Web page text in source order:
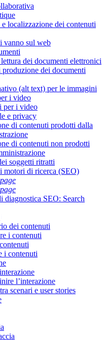
localizzazione dei contenuti
vanno sul web
dei documenti elettronici
dei documenti
(alt text) per le immagini
i video
per i video
e privacy
di contenuti prodotti dalla
di contenuti non prodotti
soggetti ritratti
motori di ricerca (SEO)
diagnostica SEO: Search
dei contenuti
i contenuti
i contenuti
l’interazione
scenari e user stories